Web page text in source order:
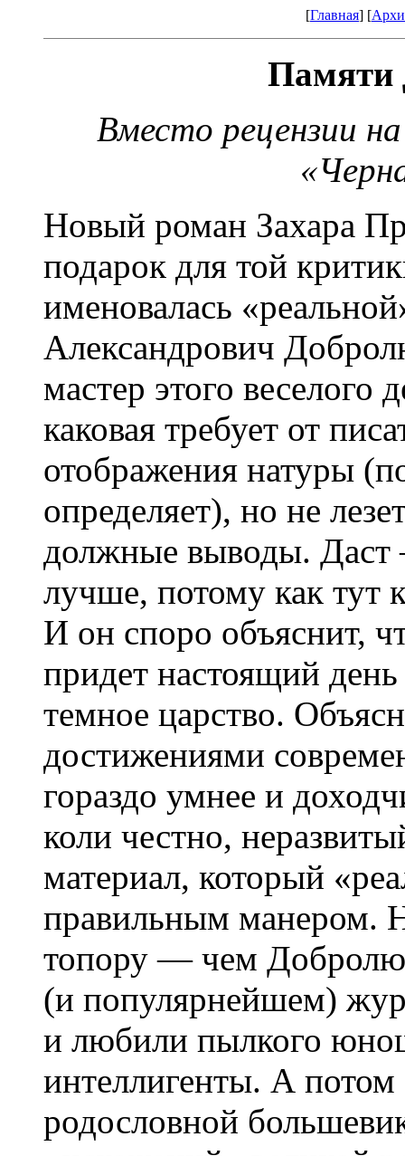
[Главная] [
Памяти
Вместо рецензии
Новый роман Захара
подарок для той
именовалась
Александрович
мастер этого веселого
каковая требует от
отображения натуры
определяет), но не
должные выводы.
лучше, потому как тут
И он споро объяснит,
придет настоящий
темное царство.
достижениями
гораздо умнее и
коли честно,
материал, который
правильным манером.
топору — чем
(и популярнейшем)
и любили пылкого
интеллигенты. А потом
родословной